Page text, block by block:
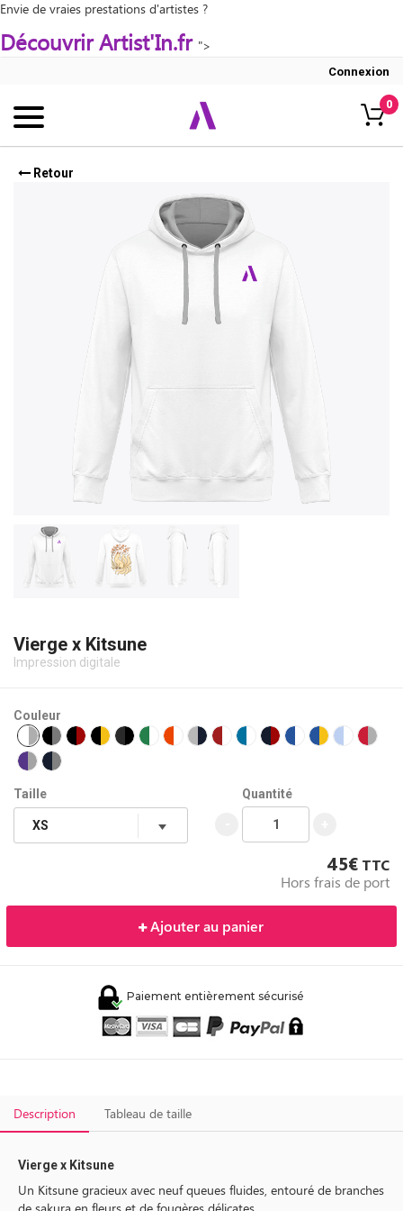
Envie de vraies prestations d'artistes ?
Découvrir Artist'In.fr ">
Connexion
0
Retour
Vierge x Kitsune
Impression digitale
Couleur
Taille Quantité
45€ TTC
Hors frais de port
Ajouter au panier
Paiement entièrement sécurisé
Description Tableau de taille
Vierge x Kitsune
Un Kitsune gracieux avec neuf queues fluides, entouré de branches